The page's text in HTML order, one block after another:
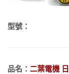
型號：
品名： 二葉電機